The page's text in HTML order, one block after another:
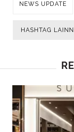
NEWS UPDATE
HASHTAG